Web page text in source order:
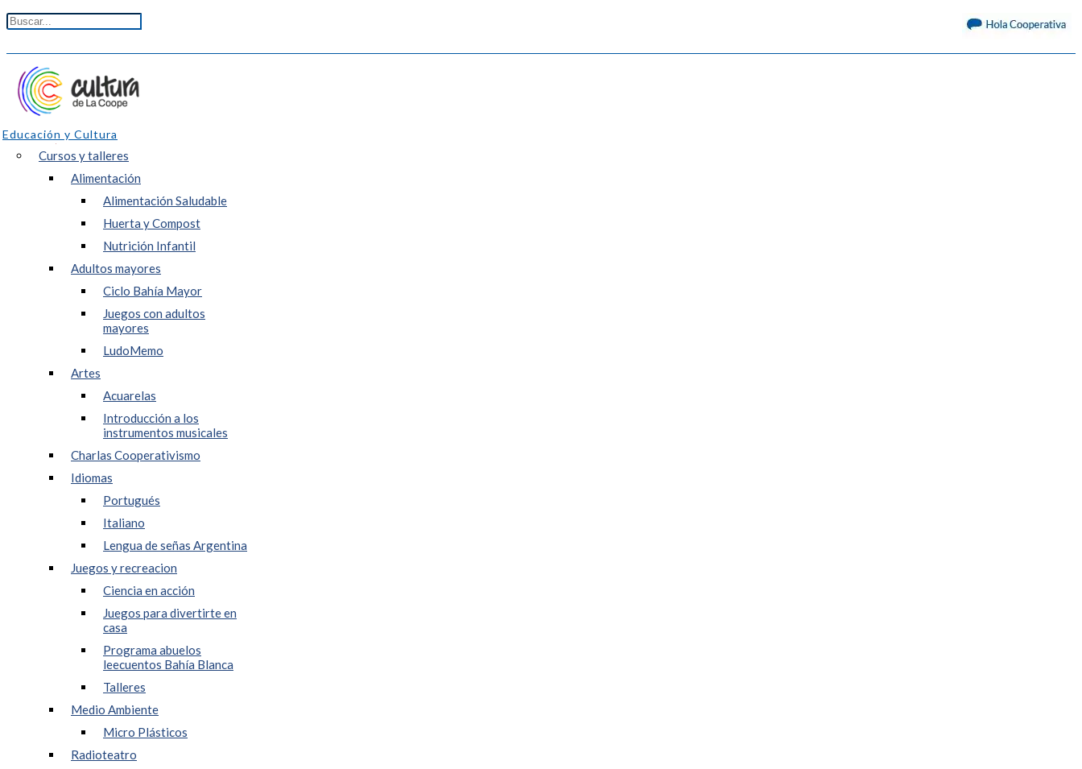
Educación y Cultura
Cursos y talleres
Alimentación
Alimentación Saludable
Huerta y Compost
Nutrición Infantil
Adultos mayores
Ciclo Bahía Mayor
Juegos con adultos
mayores
LudoMemo
Artes
Acuarelas
Introducción a los
instrumentos musicales
Charlas Cooperativismo
Idiomas
Portugués
Italiano
Lengua de señas Argentina
Juegos y recreacion
Ciencia en acción
Juegos para divertirte en
casa
Programa abuelos
leecuentos Bahía Blanca
Talleres
Medio Ambiente
Micro Plásticos
Radioteatro